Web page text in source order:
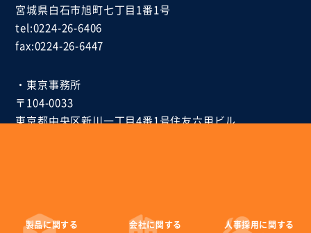
製品に関する
会社に関する
人事採用に関する
宮城県白石市旭町七丁目1番1号
tel:0224-26-6406
fax:0224-26-6447
・東京事務所
〒104-0033
東京都中央区新川一丁目4番1号住友六甲ビル